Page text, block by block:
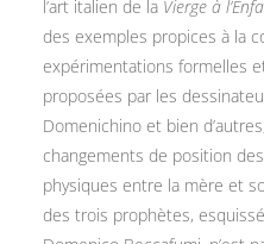
l’art italien de la Vierge à
des exemples propices à la
expérimentations formelles
proposées par les
Domenichino et bien
changements de position
physiques entre la mère et
des trois prophètes,